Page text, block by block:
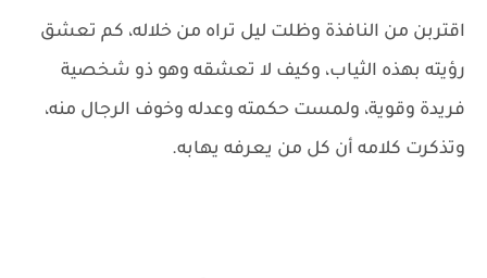
اقتربن من النافذة وظلت ليل تراه من خلاله، كم تعشق
رؤيته بهذه الثياب، وكيف لا تعشقه وهو ذو شخصية
فريدة وقوية، ولمست حكمته وعدله وخوف الرجال منه،
وتذكرت كلامه أن كل من يعرفه يهابه.